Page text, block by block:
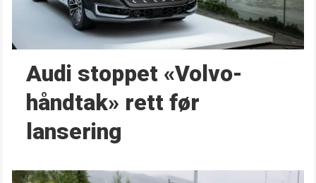
Audi stoppet «Volvo-
håndtak» rett før
lansering